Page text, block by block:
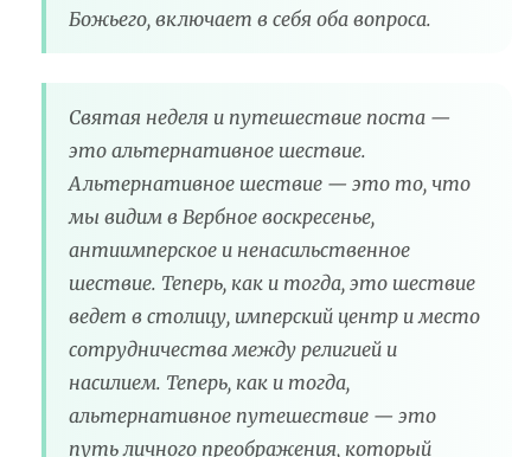
Божьего, включает в себя оба вопроса.
Святая неделя и путешествие поста —
это альтернативное шествие.
Альтернативное шествие — это то, что
мы видим в Вербное воскресенье,
антиимперское и ненасильственное
шествие. Теперь, как и тогда, это шествие
ведет в столицу, имперский центр и место
сотрудничества между религией и
насилием. Теперь, как и тогда,
альтернативное путешествие — это
путь личного преображения, который